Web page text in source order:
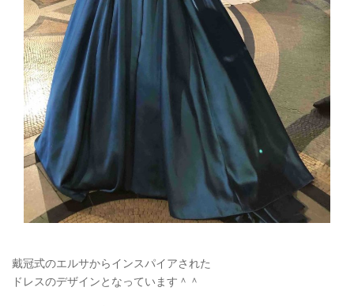
戴冠式のエルサからインスパイアされた
ドレスのデザインとなっています＾＾